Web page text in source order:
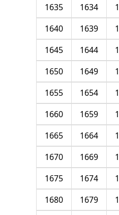
1634
1635
1639
1640
1644
1645
1649
1650
1654
1655
1659
1660
1664
1665
1669
1670
1674
1675
1679
1680